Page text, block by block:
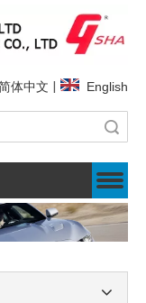
体中文 | English